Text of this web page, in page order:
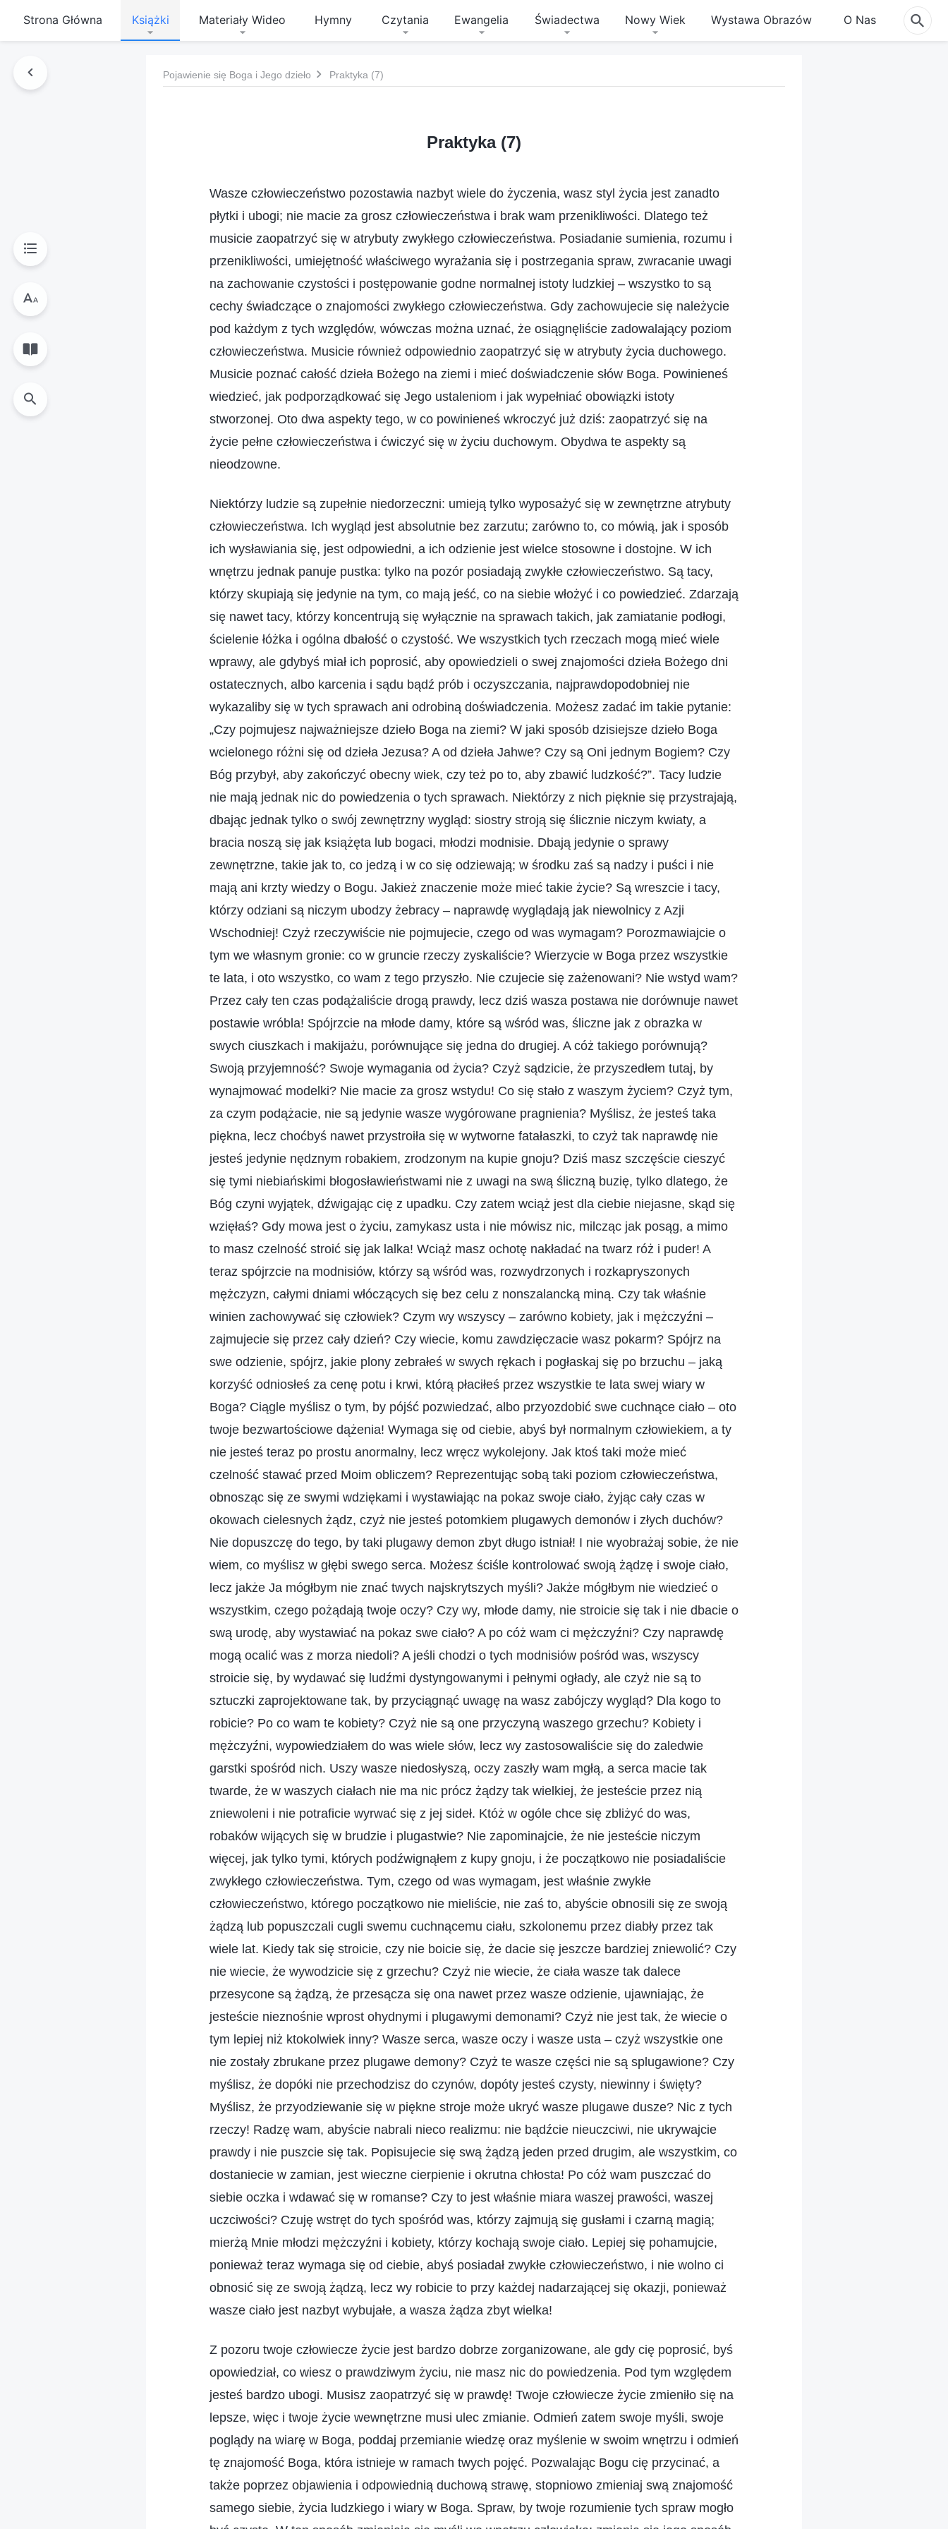
Strona Główna Książki Materiały Wideo Hymny Czytania Ewangelia Świadectwa Nowy Wiek Wystawa Obrazów O Nas
Pojawienie się Boga i Jego dzieło Praktyka (7)
Praktyka (7)
Wasze człowieczeństwo pozostawia nazbyt wiele do życzenia, wasz styl życia jest zanadto
płytki i ubogi; nie macie za grosz człowieczeństwa i brak wam przenikliwości. Dlatego też
musicie zaopatrzyć się w atrybuty zwykłego człowieczeństwa. Posiadanie sumienia, rozumu i
przenikliwości, umiejętność właściwego wyrażania się i postrzegania spraw, zwracanie uwagi
na zachowanie czystości i postępowanie godne normalnej istoty ludzkiej – wszystko to są
cechy świadczące o znajomości zwykłego człowieczeństwa. Gdy zachowujecie się należycie
pod każdym z tych względów, wówczas można uznać, że osiągnęliście zadowalający poziom
człowieczeństwa. Musicie również odpowiednio zaopatrzyć się w atrybuty życia duchowego.
Musicie poznać całość dzieła Bożego na ziemi i mieć doświadczenie słów Boga. Powinieneś
wiedzieć, jak podporządkować się Jego ustaleniom i jak wypełniać obowiązki istoty
stworzonej. Oto dwa aspekty tego, w co powinieneś wkroczyć już dziś: zaopatrzyć się na
życie pełne człowieczeństwa i ćwiczyć się w życiu duchowym. Obydwa te aspekty są
nieodzowne.
Niektórzy ludzie są zupełnie niedorzeczni: umieją tylko wyposażyć się w zewnętrzne atrybuty
człowieczeństwa. Ich wygląd jest absolutnie bez zarzutu; zarówno to, co mówią, jak i sposób
ich wysławiania się, jest odpowiedni, a ich odzienie jest wielce stosowne i dostojne. W ich
wnętrzu jednak panuje pustka: tylko na pozór posiadają zwykłe człowieczeństwo. Są tacy,
którzy skupiają się jedynie na tym, co mają jeść, co na siebie włożyć i co powiedzieć. Zdarzają
się nawet tacy, którzy koncentrują się wyłącznie na sprawach takich, jak zamiatanie podłogi,
ścielenie łóżka i ogólna dbałość o czystość. We wszystkich tych rzeczach mogą mieć wiele
wprawy, ale gdybyś miał ich poprosić, aby opowiedzieli o swej znajomości dzieła Bożego dni
ostatecznych, albo karcenia i sądu bądź prób i oczyszczania, najprawdopodobniej nie
wykazaliby się w tych sprawach ani odrobiną doświadczenia. Możesz zadać im takie pytanie:
„Czy pojmujesz najważniejsze dzieło Boga na ziemi? W jaki sposób dzisiejsze dzieło Boga
wcielonego różni się od dzieła Jezusa? A od dzieła Jahwe? Czy są Oni jednym Bogiem? Czy
Bóg przybył, aby zakończyć obecny wiek, czy też po to, aby zbawić ludzkość?”. Tacy ludzie
nie mają jednak nic do powiedzenia o tych sprawach. Niektórzy z nich pięknie się przystrajają,
dbając jednak tylko o swój zewnętrzny wygląd: siostry stroją się ślicznie niczym kwiaty, a
bracia noszą się jak książęta lub bogaci, młodzi modnisie. Dbają jedynie o sprawy
zewnętrzne, takie jak to, co jedzą i w co się odziewają; w środku zaś są nadzy i puści i nie
mają ani krzty wiedzy o Bogu. Jakież znaczenie może mieć takie życie? Są wreszcie i tacy,
którzy odziani są niczym ubodzy żebracy – naprawdę wyglądają jak niewolnicy z Azji
Wschodniej! Czyż rzeczywiście nie pojmujecie, czego od was wymagam? Porozmawiajcie o
tym we własnym gronie: co w gruncie rzeczy zyskaliście? Wierzycie w Boga przez wszystkie
te lata, i oto wszystko, co wam z tego przyszło. Nie czujecie się zażenowani? Nie wstyd wam?
Przez cały ten czas podążaliście drogą prawdy, lecz dziś wasza postawa nie dorównuje nawet
postawie wróbla! Spójrzcie na młode damy, które są wśród was, śliczne jak z obrazka w
swych ciuszkach i makijażu, porównujące się jedna do drugiej. A cóż takiego porównują?
Swoją przyjemność? Swoje wymagania od życia? Czyż sądzicie, że przyszedłem tutaj, by
wynajmować modelki? Nie macie za grosz wstydu! Co się stało z waszym życiem? Czyż tym,
za czym podążacie, nie są jedynie wasze wygórowane pragnienia? Myślisz, że jesteś taka
piękna, lecz choćbyś nawet przystroiła się w wytworne fatałaszki, to czyż tak naprawdę nie
jesteś jedynie nędznym robakiem, zrodzonym na kupie gnoju? Dziś masz szczęście cieszyć
się tymi niebiańskimi błogosławieństwami nie z uwagi na swą śliczną buzię, tylko dlatego, że
Bóg czyni wyjątek, dźwigając cię z upadku. Czy zatem wciąż jest dla ciebie niejasne, skąd się
wzięłaś? Gdy mowa jest o życiu, zamykasz usta i nie mówisz nic, milcząc jak posąg, a mimo
to masz czelność stroić się jak lalka! Wciąż masz ochotę nakładać na twarz róż i puder! A
teraz spójrzcie na modnisiów, którzy są wśród was, rozwydrzonych i rozkapryszonych
mężczyzn, całymi dniami włóczących się bez celu z nonszalancką miną. Czy tak właśnie
winien zachowywać się człowiek? Czym wy wszyscy – zarówno kobiety, jak i mężczyźni –
zajmujecie się przez cały dzień? Czy wiecie, komu zawdzięczacie wasz pokarm? Spójrz na
swe odzienie, spójrz, jakie plony zebrałeś w swych rękach i pogłaskaj się po brzuchu – jaką
korzyść odniosłeś za cenę potu i krwi, którą płaciłeś przez wszystkie te lata swej wiary w
Boga? Ciągle myślisz o tym, by pójść pozwiedzać, albo przyozdobić swe cuchnące ciało – oto
twoje bezwartościowe dążenia! Wymaga się od ciebie, abyś był normalnym człowiekiem, a ty
nie jesteś teraz po prostu anormalny, lecz wręcz wykolejony. Jak ktoś taki może mieć
czelność stawać przed Moim obliczem? Reprezentując sobą taki poziom człowieczeństwa,
obnosząc się ze swymi wdziękami i wystawiając na pokaz swoje ciało, żyjąc cały czas w
okowach cielesnych żądz, czyż nie jesteś potomkiem plugawych demonów i złych duchów?
Nie dopuszczę do tego, by taki plugawy demon zbyt długo istniał! I nie wyobrażaj sobie, że nie
wiem, co myślisz w głębi swego serca. Możesz ściśle kontrolować swoją żądzę i swoje ciało,
lecz jakże Ja mógłbym nie znać twych najskrytszych myśli? Jakże mógłbym nie wiedzieć o
wszystkim, czego pożądają twoje oczy? Czy wy, młode damy, nie stroicie się tak i nie dbacie o
swą urodę, aby wystawiać na pokaz swe ciało? A po cóż wam ci mężczyźni? Czy naprawdę
mogą ocalić was z morza niedoli? A jeśli chodzi o tych modnisiów pośród was, wszyscy
stroicie się, by wydawać się ludźmi dystyngowanymi i pełnymi ogłady, ale czyż nie są to
sztuczki zaprojektowane tak, by przyciągnąć uwagę na wasz zabójczy wygląd? Dla kogo to
robicie? Po co wam te kobiety? Czyż nie są one przyczyną waszego grzechu? Kobiety i
mężczyźni, wypowiedziałem do was wiele słów, lecz wy zastosowaliście się do zaledwie
garstki spośród nich. Uszy wasze niedosłyszą, oczy zaszły wam mgłą, a serca macie tak
twarde, że w waszych ciałach nie ma nic prócz żądzy tak wielkiej, że jesteście przez nią
zniewoleni i nie potraficie wyrwać się z jej sideł. Któż w ogóle chce się zbliżyć do was,
robaków wijących się w brudzie i plugastwie? Nie zapominajcie, że nie jesteście niczym
więcej, jak tylko tymi, których podźwignąłem z kupy gnoju, i że początkowo nie posiadaliście
zwykłego człowieczeństwa. Tym, czego od was wymagam, jest właśnie zwykłe
człowieczeństwo, którego początkowo nie mieliście, nie zaś to, abyście obnosili się ze swoją
żądzą lub popuszczali cugli swemu cuchnącemu ciału, szkolonemu przez diabły przez tak
wiele lat. Kiedy tak się stroicie, czy nie boicie się, że dacie się jeszcze bardziej zniewolić? Czy
nie wiecie, że wywodzicie się z grzechu? Czyż nie wiecie, że ciała wasze tak dalece
przesycone są żądzą, że przesącza się ona nawet przez wasze odzienie, ujawniając, że
jesteście nieznośnie wprost ohydnymi i plugawymi demonami? Czyż nie jest tak, że wiecie o
tym lepiej niż ktokolwiek inny? Wasze serca, wasze oczy i wasze usta – czyż wszystkie one
nie zostały zbrukane przez plugawe demony? Czyż te wasze części nie są splugawione? Czy
myślisz, że dopóki nie przechodzisz do czynów, dopóty jesteś czysty, niewinny i święty?
Myślisz, że przyodziewanie się w piękne stroje może ukryć wasze plugawe dusze? Nic z tych
rzeczy! Radzę wam, abyście nabrali nieco realizmu: nie bądźcie nieuczciwi, nie ukrywajcie
prawdy i nie puszcie się tak. Popisujecie się swą żądzą jeden przed drugim, ale wszystkim, co
dostaniecie w zamian, jest wieczne cierpienie i okrutna chłosta! Po cóż wam puszczać do
siebie oczka i wdawać się w romanse? Czy to jest właśnie miara waszej prawości, waszej
uczciwości? Czuję wstręt do tych spośród was, którzy zajmują się gusłami i czarną magią;
mierżą Mnie młodzi mężczyźni i kobiety, którzy kochają swoje ciało. Lepiej się pohamujcie,
ponieważ teraz wymaga się od ciebie, abyś posiadał zwykłe człowieczeństwo, i nie wolno ci
obnosić się ze swoją żądzą, lecz wy robicie to przy każdej nadarzającej się okazji, ponieważ
wasze ciało jest nazbyt wybujałe, a wasza żądza zbyt wielka!
Z pozoru twoje człowiecze życie jest bardzo dobrze zorganizowane, ale gdy cię poprosić, byś
opowiedział, co wiesz o prawdziwym życiu, nie masz nic do powiedzenia. Pod tym względem
jesteś bardzo ubogi. Musisz zaopatrzyć się w prawdę! Twoje człowiecze życie zmieniło się na
lepsze, więc i twoje życie wewnętrzne musi ulec zmianie. Odmień zatem swoje myśli, swoje
poglądy na wiarę w Boga, poddaj przemianie wiedzę oraz myślenie w swoim wnętrzu i odmień
tę znajomość Boga, która istnieje w ramach twych pojęć. Pozwalając Bogu cię przycinać, a
także poprzez objawienia i odpowiednią duchową strawę, stopniowo zmieniaj swą znajomość
samego siebie, życia ludzkiego i wiary w Boga. Spraw, by twoje rozumienie tych spraw mogło